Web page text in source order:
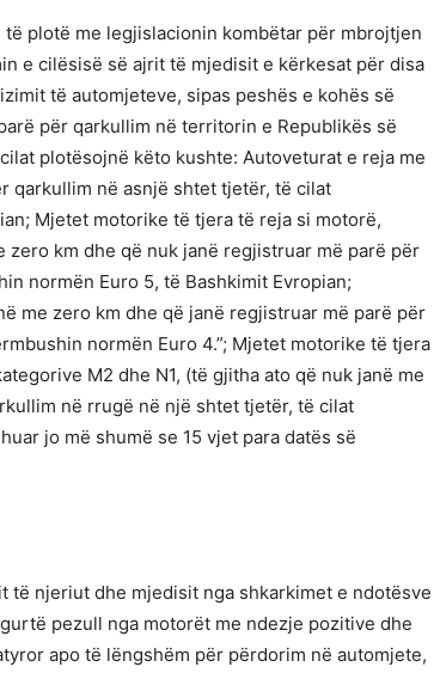
plotë me legjislacionin kombëtar për mbrojtjen
e cilësisë së ajrit të mjedisit e kërkesat për disa
të automjeteve, sipas peshës e kohës së
për qarkullim në territorin e Republikës së
plotësojnë këto kushte: Autoveturat e reja me
qarkullim në asnjë shtet tjetër, të cilat
Mjetet motorike të tjera të reja si motorë,
zero km dhe që nuk janë regjistruar më parë për
normën Euro 5, të Bashkimit Evropian;
me zero km dhe që janë regjistruar më parë për
normën Euro 4.”; Mjetet motorike të tjera
M2 dhe N1, (të gjitha ato që nuk janë me
në rrugë në një shtet tjetër, të cilat
jo më shumë se 15 vjet para datës së
njeriut dhe mjedisit nga shkarkimet e ndotësve
pezull nga motorët me ndezje pozitive dhe
apo të lëngshëm për përdorim në automjete,